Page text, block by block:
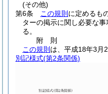
(その他)
第6条
この規則 に定めるも
ターの掲示に関し必要な
る。
附 則
この規則 は、平成18年3月
別記様式(第2条関係)